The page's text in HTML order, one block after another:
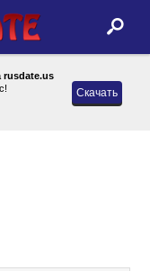
Скачать